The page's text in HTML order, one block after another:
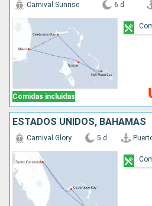
Comidas incluidas
Carnival Sunrise 6 d
ESTADOS UNIDOS, BAHAMAS
Carnival Glory 5 d